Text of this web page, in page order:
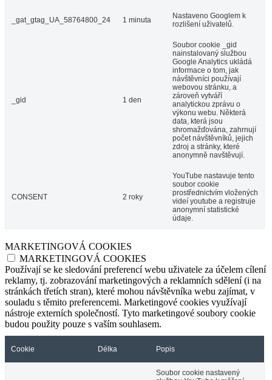
_gat_gtag_UA_58764800_24 1 minuta
Nastaveno Googlem k
rozlišení uživatelů.
_gid 1 den
Soubor cookie _gid
nainstalovaný službou
Google Analytics ukládá
informace o tom, jak
návštěvníci používají
webovou stránku, a
zároveň vytváří
analytickou zprávu o
výkonu webu. Některá
data, která jsou
shromažďována, zahrnují
počet návštěvníků, jejich
zdroj a stránky, které
anonymně navštěvují.
CONSENT 2 roky
YouTube nastavuje tento
soubor cookie
prostřednictvím vložených
videí youtube a registruje
anonymní statistické
údaje.
MARKETINGOVÁ COOKIES
MARKETINGOVÁ COOKIES
Používají se ke sledování preferencí webu uživatele za účelem cílení
reklamy, tj. zobrazování marketingových a reklamních sdělení (i na
stránkách třetích stran), které mohou návštěvníka webu zajímat, v
souladu s těmito preferencemi. Marketingové cookies využívají
nástroje externích společností. Tyto marketingové soubory cookie
budou použity pouze s vaším souhlasem.
Cookie Délka Popis
Soubor cookie nastavený